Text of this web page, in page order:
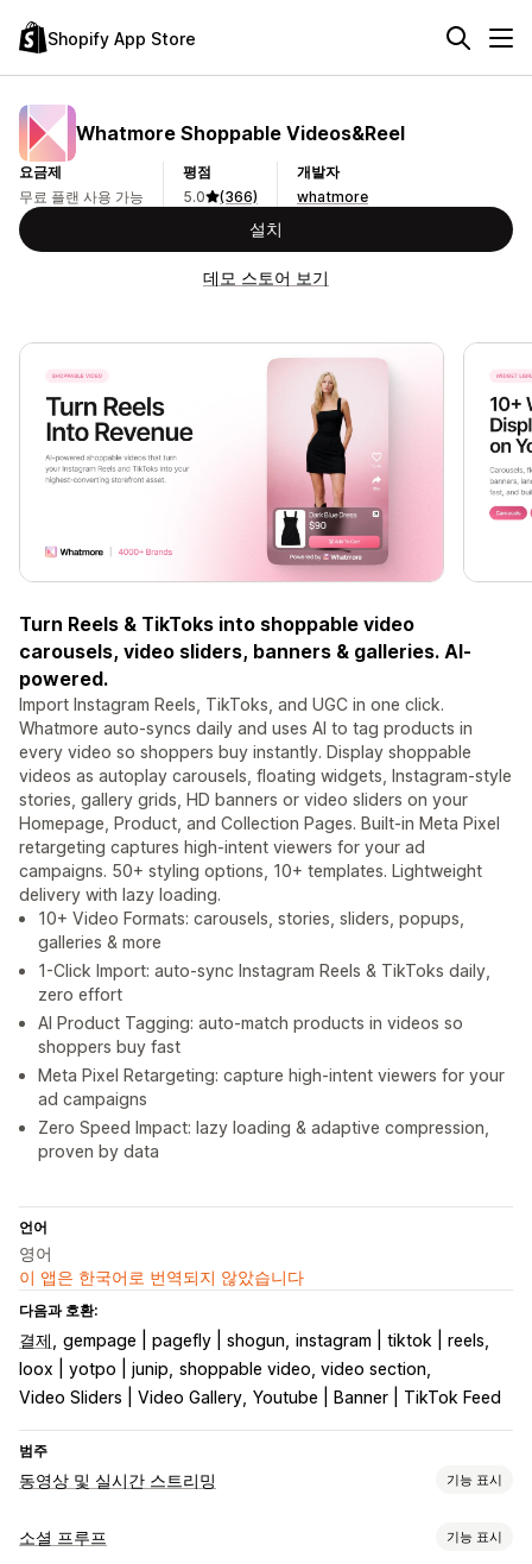
Shopify App Store
Whatmore Shoppable Videos&Reel
요금제
무료 플랜 사용 가능
평점
5.0
(366)
개발자
whatmore
설치
데모 스토어 보기
Turn Reels & TikToks into shoppable video
carousels, video sliders, banners & galleries. AI-
powered.
Import Instagram Reels, TikToks, and UGC in one click.
Whatmore auto-syncs daily and uses AI to tag products in
every video so shoppers buy instantly. Display shoppable
videos as autoplay carousels, floating widgets, Instagram-style
stories, gallery grids, HD banners or video sliders on your
Homepage, Product, and Collection Pages. Built-in Meta Pixel
retargeting captures high-intent viewers for your ad
campaigns. 50+ styling options, 10+ templates. Lightweight
delivery with lazy loading.
10+ Video Formats: carousels, stories, sliders, popups,
galleries & more
1-Click Import: auto-sync Instagram Reels & TikToks daily,
zero effort
AI Product Tagging: auto-match products in videos so
shoppers buy fast
Meta Pixel Retargeting: capture high-intent viewers for your
ad campaigns
Zero Speed Impact: lazy loading & adaptive compression,
proven by data
언어
영어
이 앱은 한국어로 번역되지 않았습니다
다음과 호환:
결제 gempage | pagefly | shogun instagram | tiktok | reels
loox | yotpo | junip shoppable video, video section
Video Sliders | Video Gallery Youtube | Banner | TikTok Feed
범주
동영상 및 실시간 스트리밍 기능 표시
동영상 관리
소셜 프루프 기능 표시